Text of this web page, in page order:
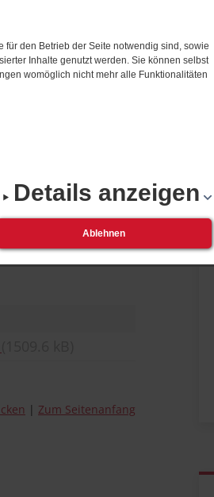
den Betrieb der Seite notwendig sind, sowie
Inhalte genutzt werden. Sie können selbst
womöglich nicht mehr alle Funktionalitäten
Details anzeigen
Ablehnen
Zum Seitenanfang